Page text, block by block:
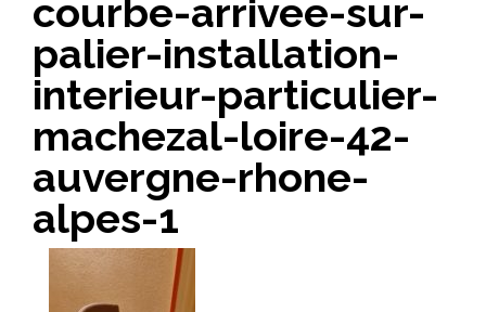
courbe-arrivee-sur-
palier-installation-
interieur-particulier-
machezal-loire-42-
auvergne-rhone-
alpes-1